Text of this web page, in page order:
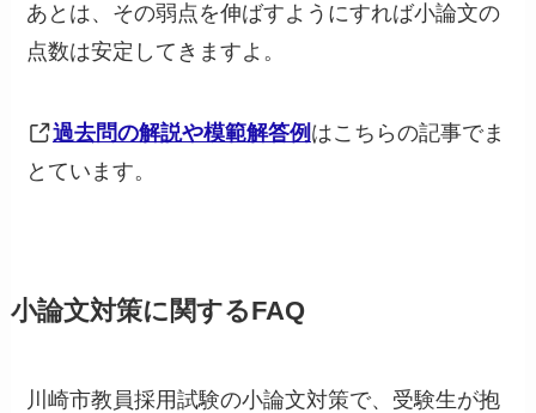
あとは、その弱点を伸ばすようにすれば小論文の
点数は安定してきますよ。
過去問の解説や模範解答例 はこちらの記事でま
とています。
小論文対策に関するFAQ
川崎市教員採用試験の小論文対策で、受験生が抱